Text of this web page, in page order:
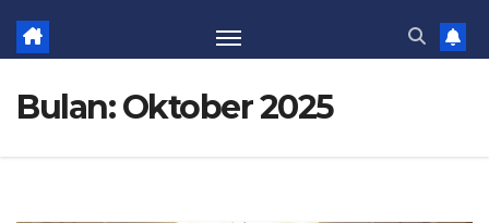
Bulan:Oktober 2025